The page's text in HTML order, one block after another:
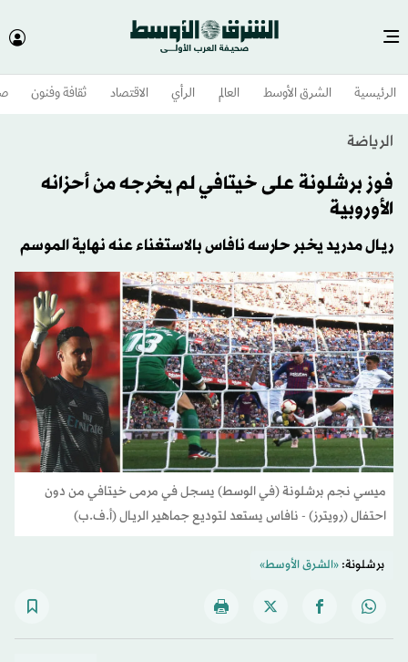
الرئيسية الشرق الأوسط​ العالم الرأي الاقتصاد ثقافة وفنون
الرياضة
فوز برشلونة على خيتافي لم يخرجه من أحزانه
الأوروبية
ريـال مدريد يخبر حارسه نافاس بالاستغناء عنه نهاية الموسم
ميسي نجم برشلونة (في الوسط) يسجل في مرمى خيتافي من دون
احتفال (رويترز) - نافاس يستعد لتوديع جماهير الريـال (أ.ف.ب)
برشلونة:«الشرق الأوسط»